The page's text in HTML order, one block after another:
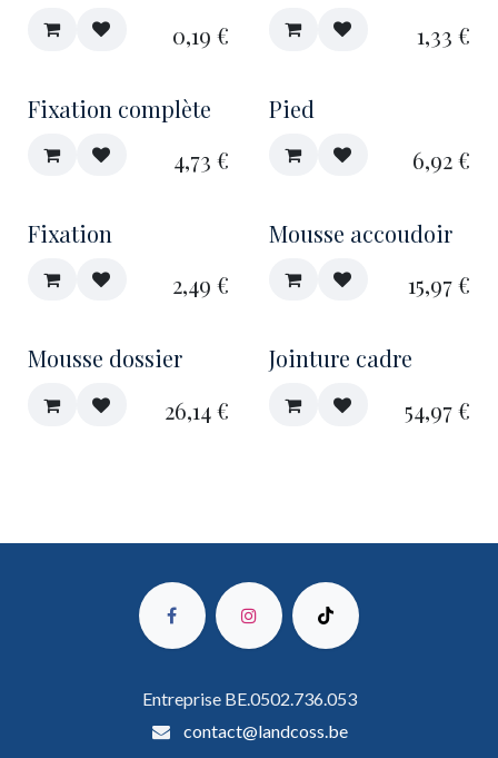
0,19 €
1,33 €
Fixation complète
4,73 €
Pied
6,92€
Fixation
2,49 €
Mousse accoudoir
15,97€
Mousse dossier
26,14€
Jointure cadre
54,97€
Entreprise BE.0502.736.053
contact@landcoss.be